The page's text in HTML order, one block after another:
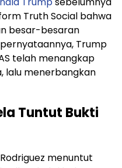
Truth Social bahwa
besar-besaran
Trump
telah menangkap
lalu menerbangkan
Tuntut Bukti
menuntut